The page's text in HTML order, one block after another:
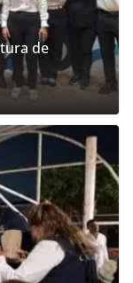
de